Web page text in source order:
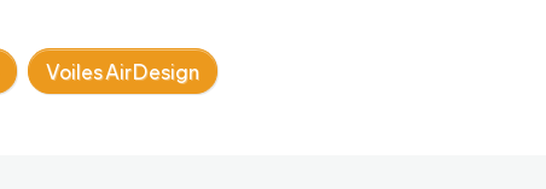
Voiles AirDesign